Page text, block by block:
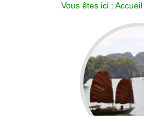
Vous êtes ici : Accueil